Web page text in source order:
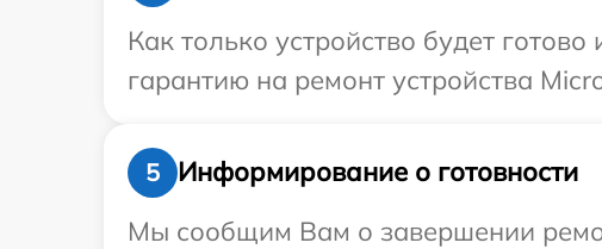
Как только устройство будет
гарантию на ремонт устройства
5
Информирование о готовности
Мы сообщим Вам о завершении